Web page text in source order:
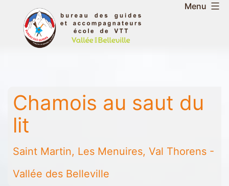
contenuBureau
des
de
la
vallée
Belleville
Saint
Menu
Chamois au saut du
lit
Saint Martin, Les Menuires, Val Thorens -
Vallée des Belleville